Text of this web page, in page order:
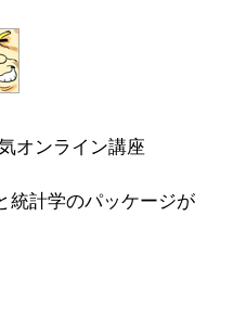
オンライン講座
統計学のパッケージが